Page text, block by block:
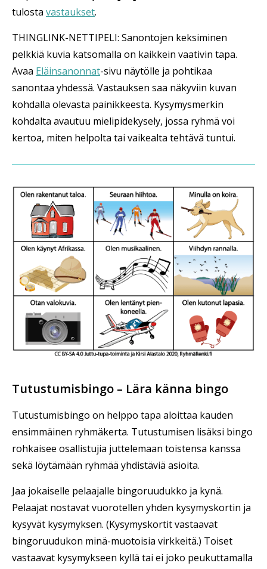
tulosta vastaukset.
THINGLINK-NETTIPELI: Sanontojen keksiminen
pelkkiä kuvia katsomalla on kaikkein vaativin tapa.
Avaa Eläinsanonnat-sivu näytölle ja pohtikaa
sanontaa yhdessä. Vastauksen saa näkyviin kuvan
kohdalla olevasta painikkeesta. Kysymysmerkin
kohdalta avautuu mielipidekysely, jossa ryhmä voi
kertoa, miten helpolta tai vaikealta tehtävä tuntui.
Tutustumisbingo – Lära känna bingo
Tutustumisbingo on helppo tapa aloittaa kauden
ensimmäinen ryhmäkerta. Tutustumisen lisäksi bingo
rohkaisee osallistujia juttelemaan toistensa kanssa
sekä löytämään ryhmää yhdistäviä asioita.
Jaa jokaiselle pelaajalle bingoruudukko ja kynä.
Pelaajat nostavat vuorotellen yhden kysymyskortin ja
kysyvät kysymyksen. (Kysymyskortit vastaavat
bingoruudukon minä-muotoisia virkkeitä.) Toiset
vastaavat kysymykseen kyllä tai ei joko peukuttamalla